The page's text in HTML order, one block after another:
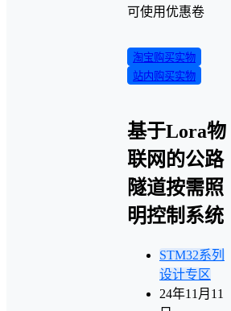
可使用优惠卷
淘宝购买实物
站内购买实物
基于Lora物
联网的公路
隧道按需照
明控制系统
STM32系列
设计专区
24年11月11